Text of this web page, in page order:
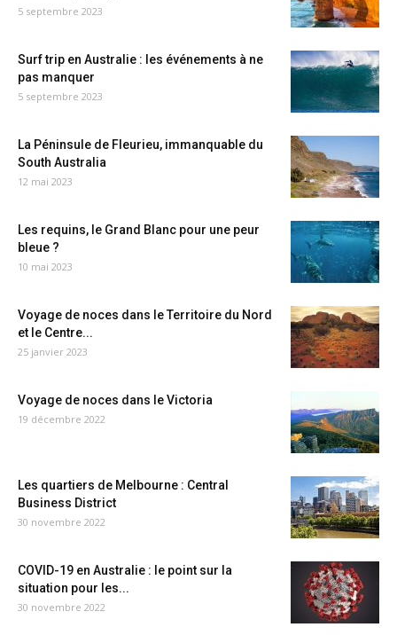
5 septembre 2023
Surf trip en Australie : les événements à ne
pas manquer
5 septembre 2023
La Péninsule de Fleurieu, immanquable du
South Australia
12 mai 2023
Les requins, le Grand Blanc pour une peur
bleue ?
10 mai 2023
Voyage de noces dans le Territoire du Nord
et le Centre...
25 janvier 2023
Voyage de noces dans le Victoria
19 décembre 2022
Les quartiers de Melbourne : Central
Business District
30 novembre 2022
COVID-19 en Australie : le point sur la
situation pour les...
30 novembre 2022